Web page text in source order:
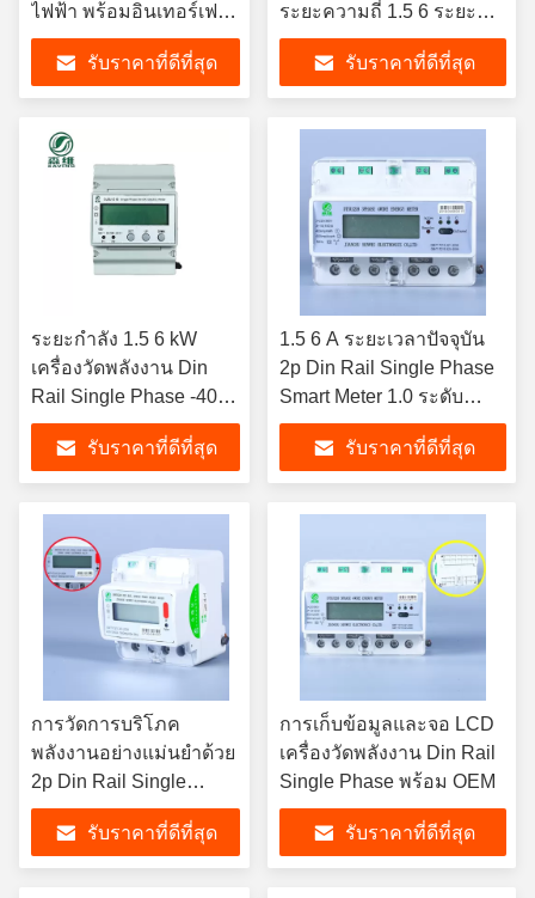
ไฟฟ้า พร้อมอินเทอร์เฟ
ซการสื่อสาร Modbus
RTU
รับราคาที่ดีที่สุด
ระยะความถี่ 1.5 6 ระยะ
กระแสปัจจุบันสําหรับการ
วัดกระแสปัจจุบันที่แม่นยํา
รับราคาที่ดีที่สุด
ระยะกําลัง 1.5 6 kW
เครื่องวัดพลังงาน Din
Rail Single Phase -40C-
70C พร้อม OEM
รับราคาที่ดีที่สุด
1.5 6 A ระยะเวลาปัจจุบัน
2p Din Rail Single Phase
Smart Meter 1.0 ระดับ
ความแม่นยําสําหรับความ
ต้องการของคุณ
รับราคาที่ดีที่สุด
การวัดการบริโภค
พลังงานอย่างแม่นยําด้วย
2p Din Rail Single
Phase Smart Meter
-40C-70C การเก็บข้อมูล
ความจําข้อมูล
รับราคาที่ดีที่สุด
การเก็บข้อมูลและจอ LCD
เครื่องวัดพลังงาน Din Rail
Single Phase พร้อม OEM
รับราคาที่ดีที่สุด